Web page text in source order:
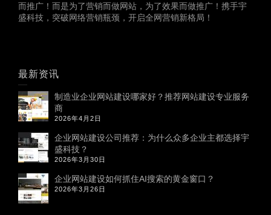
而推广！而是为了营销而做网站，为了效果而做推广！携手宇
盛科技，突破网络营销瓶颈，开启全网营销新格局！
最新资讯
制造业企业网站建设哪家好？推荐网站建设专业服务
商
2026年4月2日
企业网站建设公司推荐：为什么众多企业主都选择宇
盛科技？
2026年3月30日
企业网站建设如何抓住AI搜索的黄金窗口？
2026年3月26日